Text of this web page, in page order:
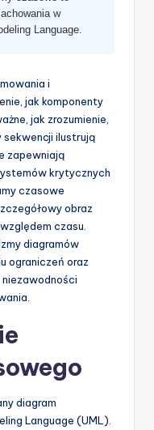
w
Language.
i
jak komponenty
jak zrozumienie,
sekwencji ilustrują
zapewniają
krytycznych
czasowe
obraz
czasu.
diagramów
ograniczeń oraz
diagram
Language (UML).